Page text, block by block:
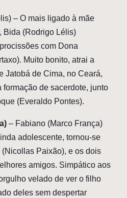
– O mais ligado à mãe
Bida (Rodrigo Lélis)
com Dona
Muito bonito, atrai a
Jatobá de Cima, no Ceará,
formação de sacerdote, junto
(Everaldo Pontes).
– Fabiano (Marco França)
adolescente, tornou-se
Paixão), e os dois
amigos. Simpático aos
velado de ver o filho
deles sem despertar